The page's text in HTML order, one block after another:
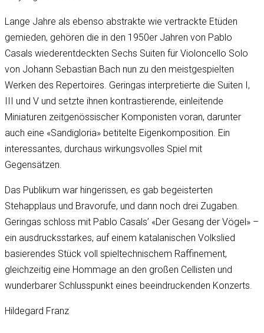
Lange Jahre als ebenso abstrakte wie vertrackte Etüden
gemieden, gehören die in den 1950er Jahren von Pablo
Casals wiederentdeckten Sechs Suiten für Violoncello Solo
von Johann Sebastian Bach nun zu den meistgespielten
Werken des Repertoires. Geringas interpretierte die Suiten I,
III und V und setzte ihnen kontrastierende, einleitende
Miniaturen zeitgenössischer Komponisten voran, darunter
auch eine «Sandigloria» betitelte Eigenkomposition. Ein
interessantes, durchaus wirkungsvolles Spiel mit
Gegensätzen.
Das Publikum war hingerissen, es gab begeisterten
Stehapplaus und Bravorufe, und dann noch drei Zugaben.
Geringas schloss mit Pablo Casals’ «Der Gesang der Vögel» –
ein ausdrucksstarkes, auf einem katalanischen Volkslied
basierendes Stück voll spieltechnischem Raffinement,
gleichzeitig eine Hommage an den großen Cellisten und
wunderbarer Schlusspunkt eines beeindruckenden Konzerts.
Hildegard Franz